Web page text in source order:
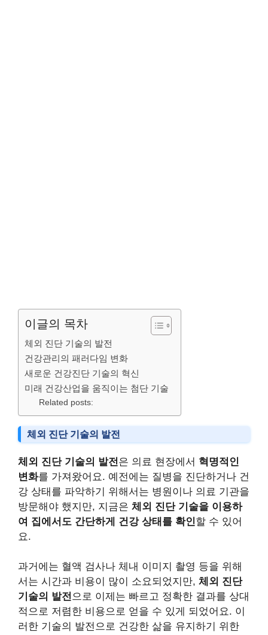
이글의 목차
체외 진단 기술의 발전
건강관리의 패러다임 변화
새로운 건강진단 기술의 혁신
미래 건강산업을 움직이는 첨단 기술
Related posts:
체외 진단 기술의 발전
체외 진단 기술의 발전 은 의료 현장에서 혁명적인
변화를 가져왔어요. 예전에는 질병을 진단하거나 건
강 상태를 파악하기 위해서는 병원이나 의료 기관을
방문해야 했지만, 지금은 체외 진단 기술을 이용하
여 집에서도 간단하게 건강 상태를 확인할 수 있어
요.
과거에는 혈액 검사나 체내 이미지 촬영 등을 위해
서는 시간과 비용이 많이 소요되었지만, 체외 진단
기술의 발전으로 이제는 빠르고 정확한 결과를 상대
적으로 저렴한 비용으로 얻을 수 있게 되었어요. 이
러한 기술의 발전으로 건강한 삶을 유지하기 위한